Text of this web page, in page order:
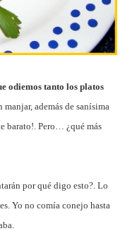
odiemos tanto los platos
manjar, además de sanísima
barato!. Pero… ¿qué más
por qué digo esto?. Lo
Yo no comía conejo hasta